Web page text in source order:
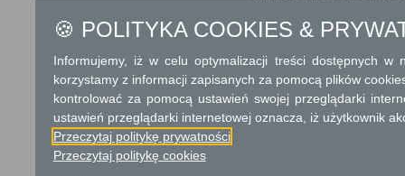
1. AdministratoremPani/Pana
działający w imieniu Gminy
2. Kontakt zInspektorem
iod@umciechanow.pllub
🍪 POLITYKA COOKIES &
Informujemy, iż w celu optymalizacji treści dostępnych w
korzystamy z informacji zapisanych za pomocą plików
kontrolować za pomocą ustawień swojej przeglądarki
ustawień przeglądarki internetowej oznacza, iż użytkownik
Przeczytaj politykę prywatności
Przeczytaj politykę cookies